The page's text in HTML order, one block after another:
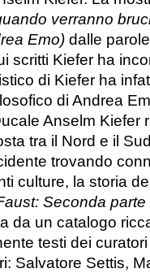
verranno
Emo) dalle
scritti Kiefer ha
di Kiefer ha
di Andrea
Anselm Kiefer
tra il Nord e il
trovando
culture, la storia
Seconda parte
da un catalogo
testi dei
Salvatore Settis,